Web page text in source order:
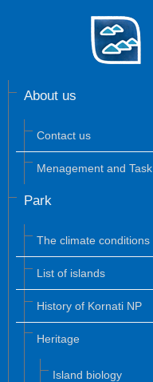
About us
Contact us
Menagement and Task
Park
The climate conditions
List of islands
History of Kornati NP
Heritage
Island biology